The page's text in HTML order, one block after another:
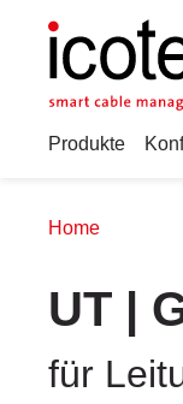
Produkte
Home
UT |
für